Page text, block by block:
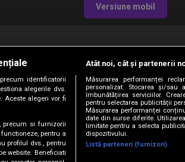
Versiune mobil
URMĂREȘTE-NE ȘI PE:
identificatorii
alegerile dvs.
Aceste alegeri vor fi
precum si furnizorii
pentru a
profilul dvs., pentru
website. Beneficiati
Atât noi, cât și partenerii
Măsurarea performanței
personalizat. Stocarea și/sau
îmbunătățirea serviciilor.
pentru selectarea publicității
Măsurarea performanței
date din surse diferite.
limitate pentru a selecta
dispozitivului.
Listă parteneri (furnizori)